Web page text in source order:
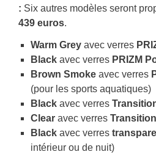
:
439 euros.
Warm Greyavec verres
Blackavec verres PRIZM
Brown Smokeavec verres
(pour les sports aquatiques)
Blackavec verres
Clearavec verres
Blackavec verres
intérieur ou de nuit)